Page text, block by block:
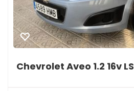
Chevrolet Aveo 1.2 16v LS